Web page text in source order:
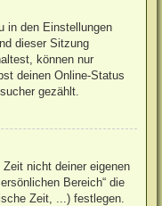
in den Einstellungen
dieser Sitzung
können nur
deinen Online-Status
gezählt.
nicht deiner eigenen
Bereich“ die
Zeit, ...) festlegen.